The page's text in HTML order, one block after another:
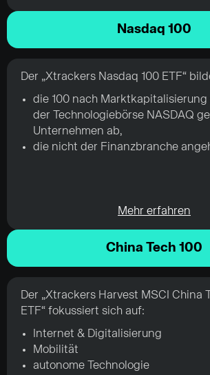
Nasdaq 100
Der „Xtrackers Nasdaq 100 ETF“
die 100 nach Marktkapitalisierung
der Technologiebörse NASDAQ
Unternehmen ab,
die nicht der Finanzbranche
Mehr erfahren
China Tech 100
Der „Xtrackers Harvest MSCI China
ETF“ fokussiert sich auf:
Internet & Digitalisierung
Mobilität
autonome Technologie